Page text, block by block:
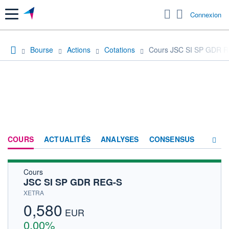
Menu Connexion
Bourse Actions Cotations Cours JSC SI SP GDR
COURS ACTUALITÉS ANALYSES CONSENSUS
Cours
JSC SI SP GDR REG-S
XETRA
0,580 EUR
0,00%